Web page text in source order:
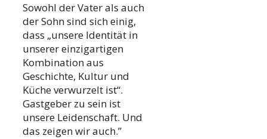
Sowohl der Vater als auch
der Sohn sind sich einig,
dass „unsere Identität in
unserer einzigartigen
Kombination aus
Geschichte, Kultur und
Küche verwurzelt ist“.
Gastgeber zu sein ist
unsere Leidenschaft. Und
das zeigen wir auch.”